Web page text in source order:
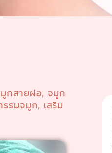
กสายฝอ,จมูก
รรมจมูก, เสริม